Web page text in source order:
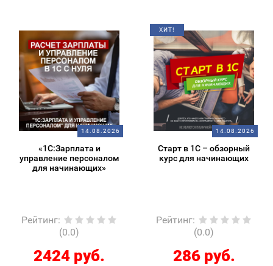
14.08.2026
«1С:Зарплата и
управление персоналом
для начинающих»
Рейтинг:
(0.0)
2424 руб.
ХИТ!
14.08.2026
Старт в 1С – обзорный
курс для начинающих
Рейтинг:
(0.0)
286 руб.